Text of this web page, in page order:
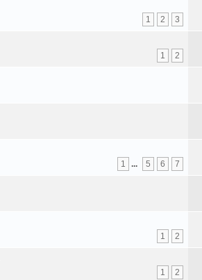
1 2 3
1 2
1 ... 5 6 7
1 2
1 2